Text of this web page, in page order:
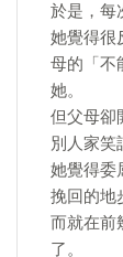
於是，每
她覺得很
母的「不
她。
但父母卻
別人家笑
她覺得委
挽回的地
而就在前
了。